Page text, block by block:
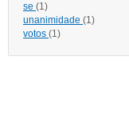
se (1)
unanimidade (1)
votos (1)